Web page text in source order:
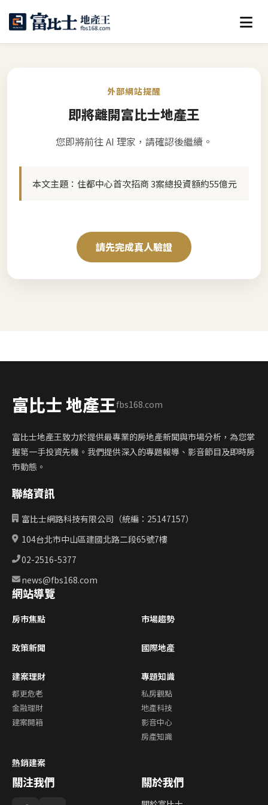
外部網站提醒
即將離開富比士地產王
您即將前往 AI 理家，請確認後繼續。
本文主題： 住都中心首次招商 3案總投資額約55億元
請先完成真人驗證
富比士 地產王fbs168.com
富比士地產王致力於提供最專業的房地產新聞與市場分析，為您掌
握第一手投資先機。我們提供深入的專題報導、影音節目及即時房
市動態。
聯絡資訊
富比士網路科技有限公司（統編：25147157）
104台北市中山區建國北路二段65號7樓
02-2516-5377
news@fbs168.com
網站導覽
房市焦點 市場趨勢
政策新聞 國際地產
建案理財
都更危老
金融理財
建案開箱
專題知識
私房觀點
地產科技
影音中心
房產知識
熱銷建案
關注我們 關於我們